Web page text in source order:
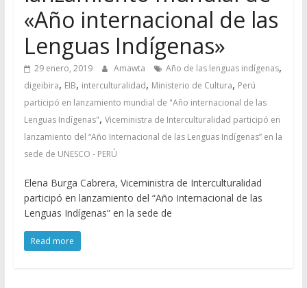
«Año internacional de las
Lenguas Indígenas»
29 enero, 2019 Amawta Año de las lenguas indígenas,
digeibira, EIB, interculturalidad, Ministerio de Cultura, Perú
participó en lanzamiento mundial de "Año internacional de las
Lenguas Indígenas", Viceministra de Interculturalidad participó en
lanzamiento del “Año Internacional de las Lenguas Indígenas” en la
sede de UNESCO - PERÚ
Elena Burga Cabrera, Viceministra de Interculturalidad
participó en lanzamiento del “Año Internacional de las
Lenguas Indígenas” en la sede de
Read more